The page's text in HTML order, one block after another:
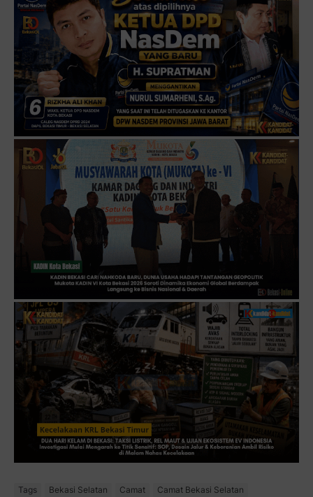
Tags Bekasi Selatan Camat
Camat Bekasi Selatan